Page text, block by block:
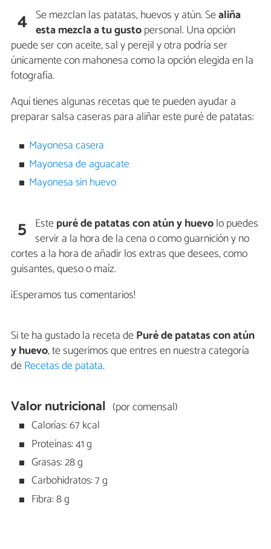
4 Se mezclan las patatas, huevos y atún. Sealiña
esta mezcla a tu gustopersonal. Una opción
puede ser con aceite, sal y perejil y otra podría ser
únicamente con mahonesa como la opción elegida en la
fotografía.
Aquí tienes algunas recetas que te pueden ayudar a
preparar salsa caseras para aliñar este puré de patatas:
Mayonesa casera
Mayonesa de aguacate
Mayonesa sin huevo
5 Estepuré de patatas con atún y huevolo puedes
servir a la hora de la cena o como guarnición y no
cortes a la hora de añadir los extras que desees, como
guisantes, queso o maíz.
¡Esperamos tus comentarios!
Si te ha gustado la receta dePuré de patatas con atún
y huevo, te sugerimos que entres en nuestra categoría
deRecetas de patata.
Valor nutricional (por comensal)
Calorías: 67 kcal
Proteínas: 41 g
Grasas: 28 g
Carbohidratos: 7 g
Fibra: 8 g